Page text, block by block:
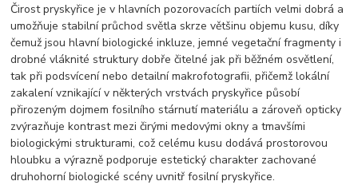
Čirost pryskyřice je v hlavních pozorovacích partiích velmi dobrá a
umožňuje stabilní průchod světla skrze většinu objemu kusu, díky
čemuž jsou hlavní biologické inkluze, jemné vegetační fragmenty i
drobné vláknité struktury dobře čitelné jak při běžném osvětlení,
tak při podsvícení nebo detailní makrofotografii, přičemž lokální
zakalení vznikající v některých vrstvách pryskyřice působí
přirozeným dojmem fosilního stárnutí materiálu a zároveň opticky
zvýrazňuje kontrast mezi čirými medovými okny a tmavšími
biologickými strukturami, což celému kusu dodává prostorovou
hloubku a výrazně podporuje estetický charakter zachované
druhohorní biologické scény uvnitř fosilní pryskyřice.